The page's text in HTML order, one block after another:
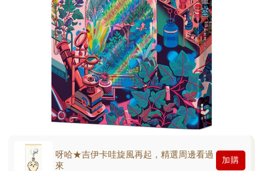
呀哈★吉伊卡哇旋風再起，精選周邊看過
來
加購